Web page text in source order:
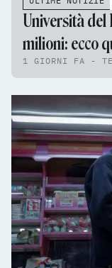
Università
milioni: ecco
1 GIORNI FA -